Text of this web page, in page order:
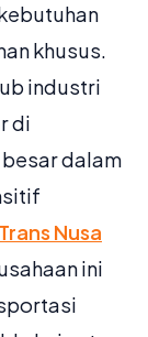
khusus.
industri
di
dalam
Nusa
ini